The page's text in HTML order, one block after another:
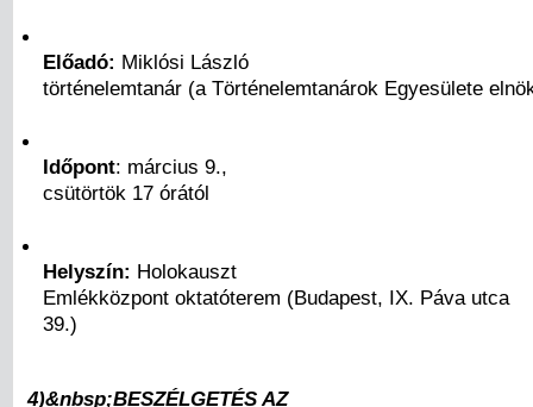
Előadó: Miklósi László
történelemtanár (a Történelemtanárok Egyesülete
Időpont: március 9.,
csütörtök 17 órától
Helyszín: Holokauszt
Emlékközpont oktatóterem (Budapest, IX. Páva utca
39.)
4)&nbsp;BESZÉLGETÉS AZ